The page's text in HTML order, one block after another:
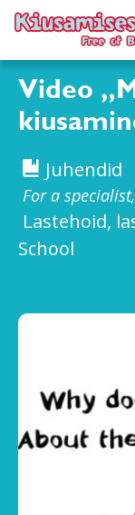
Video
Juhendid
For a
Lastehoid,
School